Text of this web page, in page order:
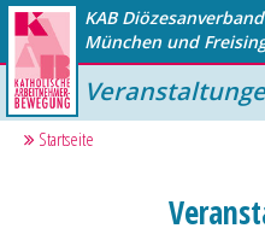
KAB Diözesanverband
München und
Startseite